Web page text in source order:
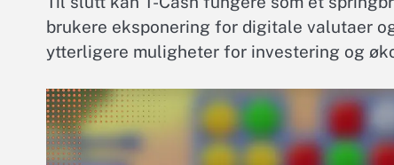
brukere eksponering for digitale valutaer
ytterligere muligheter for investering og